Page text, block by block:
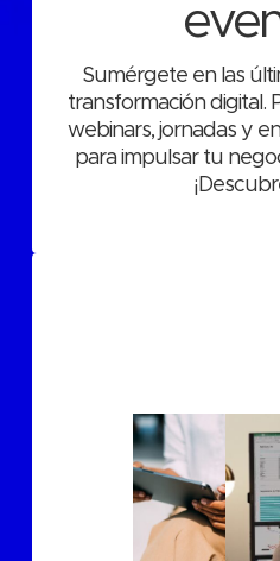
Sumérgete en las
transformación digital.
webinars, jornadas y
para impulsar tu